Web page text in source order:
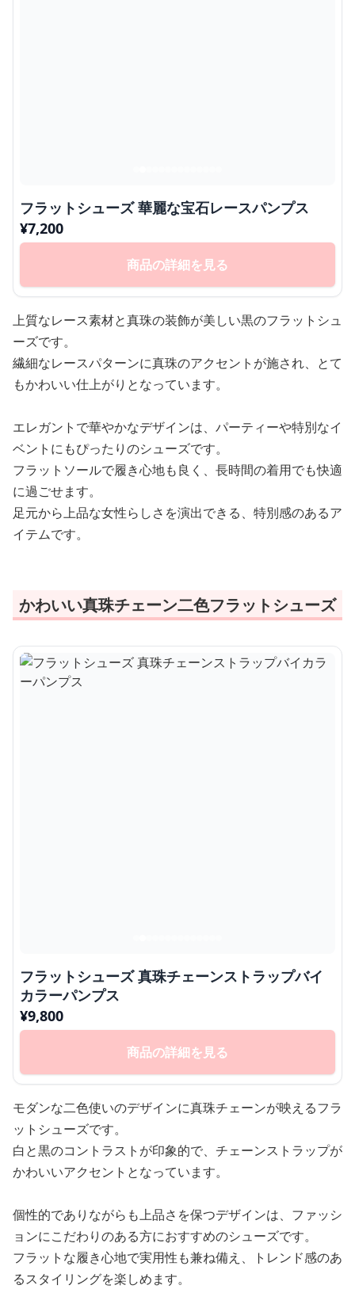
フラットシューズ 華麗な宝石レースパンプス
¥7,200
商品の詳細を見る
上質なレース素材と真珠の装飾が美しい黒のフラットシュ
ーズです。
繊細なレースパターンに真珠のアクセントが施され、とて
もかわいい仕上がりとなっています。
エレガントで華やかなデザインは、パーティーや特別なイ
ベントにもぴったりのシューズです。
フラットソールで履き心地も良く、長時間の着用でも快適
に過ごせます。
足元から上品な女性らしさを演出できる、特別感のあるア
イテムです。
かわいい真珠チェーン二色フラットシューズ
フラットシューズ 真珠チェーンストラップバイ
カラーパンプス
¥9,800
商品の詳細を見る
モダンな二色使いのデザインに真珠チェーンが映えるフラ
ットシューズです。
白と黒のコントラストが印象的で、チェーンストラップが
かわいいアクセントとなっています。
個性的でありながらも上品さを保つデザインは、ファッシ
ョンにこだわりのある方におすすめのシューズです。
フラットな履き心地で実用性も兼ね備え、トレンド感のあ
るスタイリングを楽しめます。